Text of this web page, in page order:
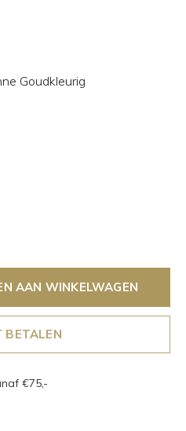
Goudkleurig
AAN WINKELWAGEN
BETALEN
€75,-